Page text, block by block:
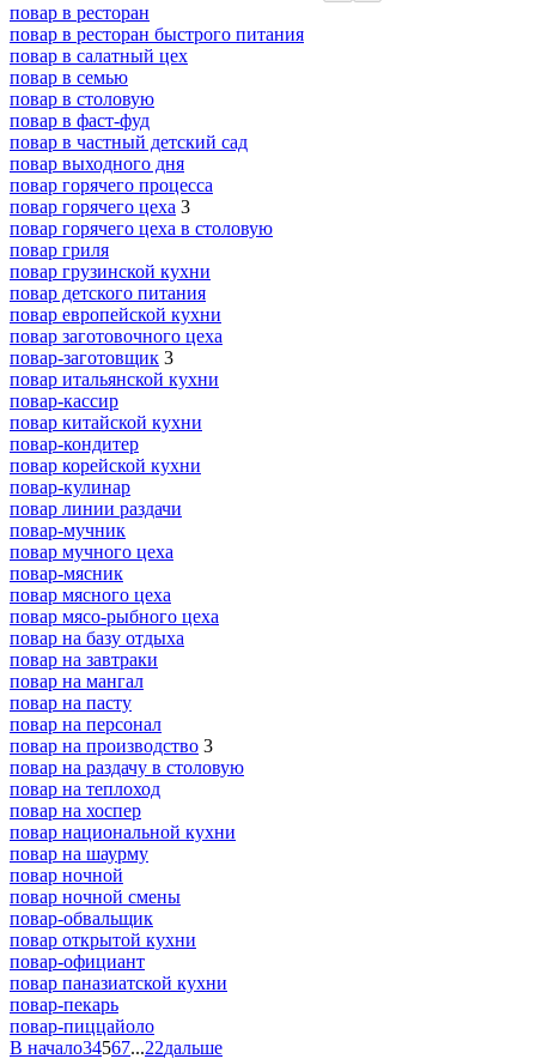
повар в ресторан
повар в ресторан быстрого питания
повар в салатный цех
повар в семью
повар в столовую
повар в фаст-фуд
повар в частный детский сад
повар выходного дня
повар горячего процесса
повар горячего цеха 3
повар горячего цеха в столовую
повар гриля
повар грузинской кухни
повар детского питания
повар европейской кухни
повар заготовочного цеха
повар-заготовщик 3
повар итальянской кухни
повар-кассир
повар китайской кухни
повар-кондитер
повар корейской кухни
повар-кулинар
повар линии раздачи
повар-мучник
повар мучного цеха
повар-мясник
повар мясного цеха
повар мясо-рыбного цеха
повар на базу отдыха
повар на завтраки
повар на мангал
повар на пасту
повар на персонал
повар на производство 3
повар на раздачу в столовую
повар на теплоход
повар на хоспер
повар национальной кухни
повар на шаурму
повар ночной
повар ночной смены
повар-обвальщик
повар открытой кухни
повар-официант
повар паназиатской кухни
повар-пекарь
повар-пиццайоло
В начало34567...22дальше